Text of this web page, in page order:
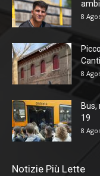
8
8
Bus,
19
8
Notizie Più Lette